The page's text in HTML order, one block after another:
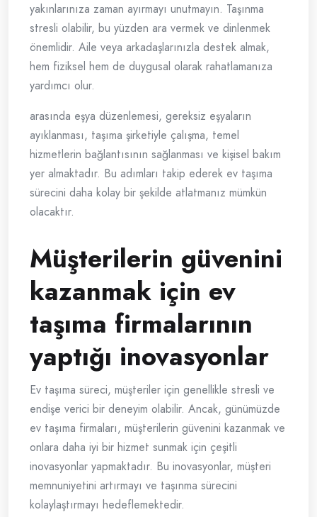
yakınlarınıza zaman ayırmayı unutmayın. Taşınma
stresli olabilir, bu yüzden ara vermek ve dinlenmek
önemlidir. Aile veya arkadaşlarınızla destek almak,
hem fiziksel hem de duygusal olarak rahatlamanıza
yardımcı olur.
arasında eşya düzenlemesi, gereksiz eşyaların
ayıklanması, taşıma şirketiyle çalışma, temel
hizmetlerin bağlantısının sağlanması ve kişisel bakım
yer almaktadır. Bu adımları takip ederek ev taşıma
sürecini daha kolay bir şekilde atlatmanız mümkün
olacaktır.
Müşterilerin güvenini
kazanmak için ev
taşıma firmalarının
yaptığı inovasyonlar
Ev taşıma süreci, müşteriler için genellikle stresli ve
endişe verici bir deneyim olabilir. Ancak, günümüzde
ev taşıma firmaları, müşterilerin güvenini kazanmak ve
onlara daha iyi bir hizmet sunmak için çeşitli
inovasyonlar yapmaktadır. Bu inovasyonlar, müşteri
memnuniyetini artırmayı ve taşınma sürecini
kolaylaştırmayı hedeflemektedir.